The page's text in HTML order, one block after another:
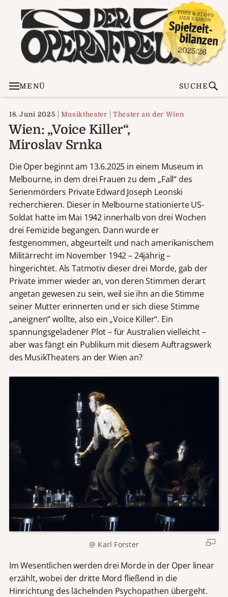
MENÜ SUCHE
18. Juni 2025 Musiktheater Theater an der Wien
Wien: „Voice Killer“,
Miroslav Srnka
Die Oper beginnt am 13.6.2025 in einem Museum in
Melbourne, in dem drei Frauen zu dem „Fall“ des
Serienmörders Private Edward Joseph Leonski
recherchieren. Dieser in Melbourne stationierte US-
Soldat hatte im Mai 1942 innerhalb von drei Wochen
drei Femizide begangen. Dann wurde er
festgenommen, abgeurteilt und nach amerikanischem
Militärrecht im November 1942 – 24jährig –
hingerichtet. Als Tatmotiv dieser drei Morde, gab der
Private immer wieder an, von deren Stimmen derart
angetan gewesen zu sein, weil sie ihn an die Stimme
seiner Mutter erinnerten und er sich diese Stimme
„aneignen“ wollte, also ein „Voice Killer“. Ein
spannungsgeladener Plot – für Australien vielleicht –
aber was fängt ein Publikum mit diesem Auftragswerk
des MusikTheaters an der Wien an?
@ Karl Forster
Im Wesentlichen werden drei Morde in der Oper linear
erzählt, wobei der dritte Mord fließend in die
Hinrichtung des lächelnden Psychopathen übergeht.